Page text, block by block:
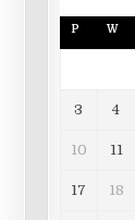
P W
3 4
10 11
17 18